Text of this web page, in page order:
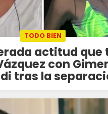
TODO BIEN
actitud que
con
tras la